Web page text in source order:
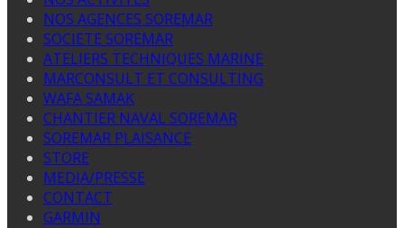
NOS AGENCES SOREMAR
SOCIETE SOREMAR
ATELIERS TECHNIQUES MARINE
MARCONSULT ET CONSULTING
WAFA SAMAK
CHANTIER NAVAL SOREMAR
SOREMAR PLAISANCE
STORE
MEDIA/PRESSE
CONTACT
GARMIN